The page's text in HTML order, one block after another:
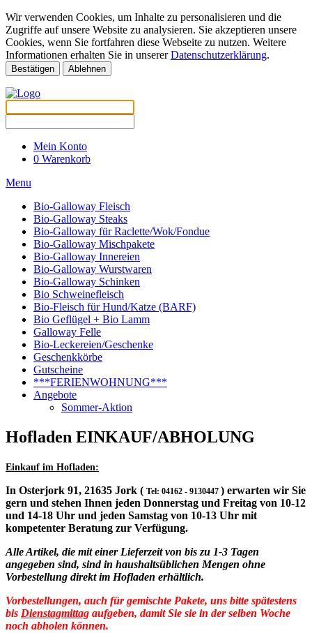
Wir verwenden Cookies, um Inhalte zu personalisieren und die
Zugriffe auf unsere Website zu analysieren. Sie akzeptieren unsere
Cookies, wenn Sie fortfahren diese Webseite zu nutzen. Weitere
Informationen erhalten Sie in unsererDatenschutzerklärung.
Bestätigen Ablehnen
Mein Konto
0 Warenkorb
Menu
Bio-Galloway Fleisch
Bio-Galloway Steaks
Bio-Galloway für Raclette/Wok/Fondue
Bio-Galloway Mischpakete
Bio-Galloway Innereien
Bio-Galloway Wurstwaren
Bio-Galloway Schinken
Bio Schweinefleisch
Bio-Fleisch für Hund/Katze (BARF)
Bio Geflügel + Bio Lamm
Galloway Felle
Bio-Leckereien/Geschenke
Geschenkkörbe
Gutscheine
***FERIENWOHNUNG***
Angebote
Sommer-Aktion
Hofladen EINKAUF/ABHOLUNG
Einkauf im Hofladen:
In Osterjork 91, 21635 Jork ( Tel: 04162 - 9130447 ) erwarten wir Sie
gern und stehen Ihnen jeden Donnerstag und Freitag von 10-12
und 14-18 Uhr und jeden Samstag von 10-13 Uhr mit
kompetenter Beratung zur Verfügung.
Alle Artikel, die mit einer Lieferzeit von bis zu 1-3 Tagen
angegeben sind, sind in haushaltsüblichen Mengen ohne
Vorbestellung direkt im Hofladen erhältlich.
Vorbestellungen, auch für gemischte Pakete, uns bitte spätestens
bis Dienstagmittag aufgeben, damit Sie sie in der selben Woche
noch abholen können.